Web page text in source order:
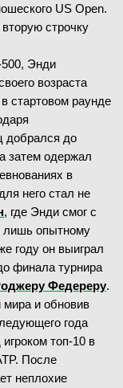
US Open.
строчку
500, Энди
возраста
стартовом раунде
добрался до
затем одержал
в
него стал не
, где Энди смог с
лишь опытному
году он выиграл
финала турнира
Федереру.
мира и обновив
года
топ-10 в
После
неплохие